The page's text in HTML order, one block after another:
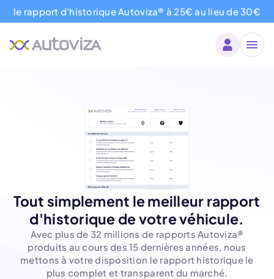
le rapport d’historique Autoviza® à 25€ au lieu de 30€
Tout simplement le meilleur rapport
d'historique de votre véhicule.
Avec plus de 32 millions de rapports Autoviza®
produits au cours des 15 dernières années, nous
mettons à votre disposition le rapport historique le
plus complet et transparent du marché.